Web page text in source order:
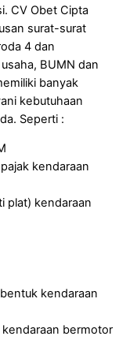
CV Obet Cipta
surat-surat
4 dan
BUMN dan
banyak
kebutuhaan
Seperti :
kendaraan
plat) kendaraan
kendaraan
kendaraan bermotor